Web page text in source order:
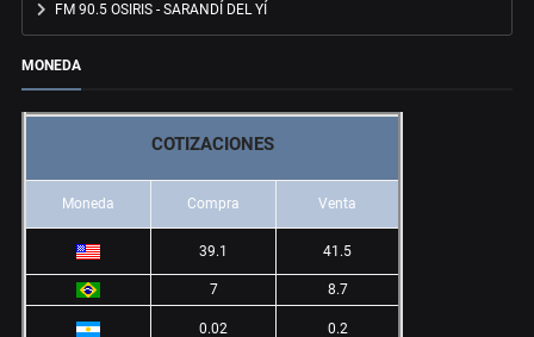
FM 90.5 OSIRIS - SARANDÍ DEL YÍ
MONEDA
COTIZACIONES
Moneda Compra Venta
39.1 41.5
7 8.7
0.02 0.2